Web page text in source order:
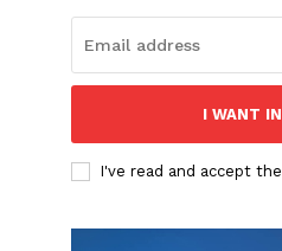
I WANT IN
I've read and accept the